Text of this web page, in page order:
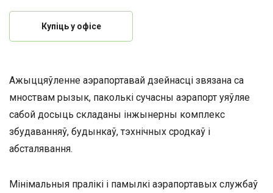
Купіць у офісе
Ажыццяўленне аэрапортавай дзейнасці звязана са
мноствам рызык, паколькі сучасны аэрапорт уяўляе
сабой досыць складаны інжынерны комплекс
збудаванняў, будынкаў, тэхнічных сродкаў і
абсталявання.
Мінімальныя пралікі і памылкі аэрапортавых службаў